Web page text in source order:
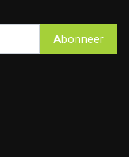
Abonneer